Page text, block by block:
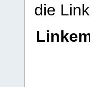
die